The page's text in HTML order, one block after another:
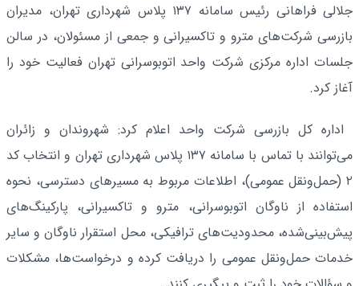
جلالی فراهانی رئیس سامانه ۱۳۷ پلاس شهرداری تهران، مدیران
بازرسی شرکت‌های مترو و تاکسیرانی و جمعی از مسئولان، در سالن
جلسات اداره مرکزی شرکت واحد اتوبوسرانی تهران فعالیت خود را
آغاز کرد.
‌ اداره کل بازرسی شرکت واحد اعلام کرد: شهروندان و زائران
می‌توانند با تماس با سامانه ۱۳۷ پلاس شهرداری تهران و انتخاب کد
۲ (حمل‌ونقل عمومی)، اطلاعات مربوط به مسیرهای دسترسی، نحوه
استفاده از ناوگان اتوبوسرانی، مترو و تاکسیرانی، پارکینگ‌های
پیش‌بینی‌شده، محدودیت‌های ترافیکی، محل استقرار ناوگان و سایر
خدمات حمل‌ونقل عمومی را دریافت کرده و درخواست‌ها، مشکلات